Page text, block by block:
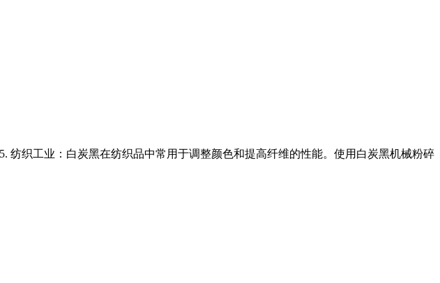
织工业：白炭黑在纺织品中常用于调整颜色和提高纤维的性能。使用白炭黑机械粉碎